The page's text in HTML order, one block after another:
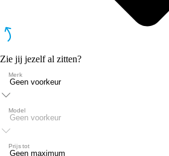
Zie jij jezelf al zitten?
Merk
Model
Prijs tot